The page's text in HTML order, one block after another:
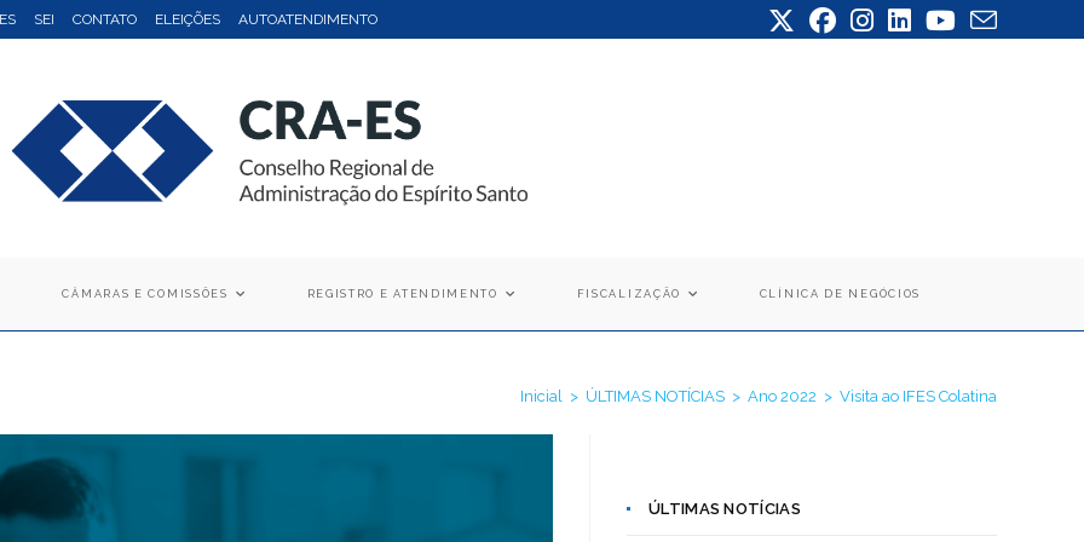
SEI CONTATO ELEIÇÕES AUTOATENDIMENTO
CÂMARAS E COMISSÕES REGISTRO E ATENDIMENTO FISCALIZAÇÃO CLÍNICA DE NEGÓCIOS
Inicial > ÚLTIMAS NOTÍCIAS > Ano 2022 > Visita ao IFES Colatina
ÚLTIMAS NOTÍCIAS